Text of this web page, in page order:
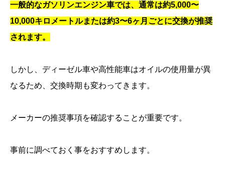
一般的なガソリンエンジン車では、通常は約5,000〜
10,000キロメートルまたは約3〜6ヶ月ごとに交換が推奨
されます。
しかし、ディーゼル車や高性能車はオイルの使用量が異
なるため、交換時期も変わってきます。
メーカーの推奨事項を確認することが重要です。
事前に調べておく事をおすすめします。